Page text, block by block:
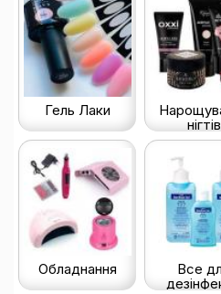
Гель Лаки
нігтів
Обладнання
Все